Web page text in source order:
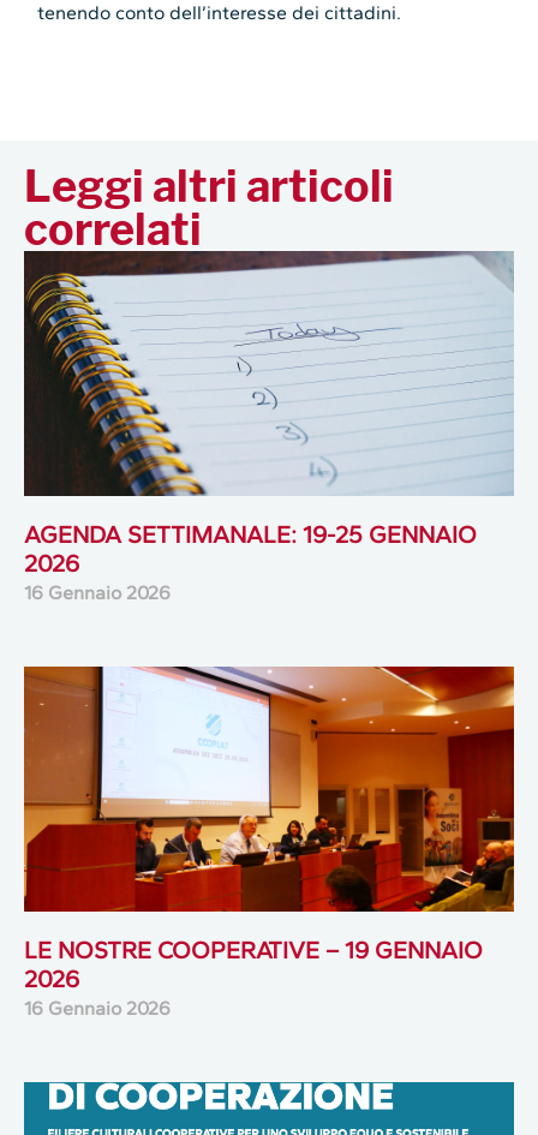
tenendo conto dell’interesse dei cittadini.
Leggi altri articoli
correlati
AGENDA SETTIMANALE: 19-25 GENNAIO
2026
16 Gennaio 2026
LE NOSTRE COOPERATIVE – 19 GENNAIO
2026
16 Gennaio 2026